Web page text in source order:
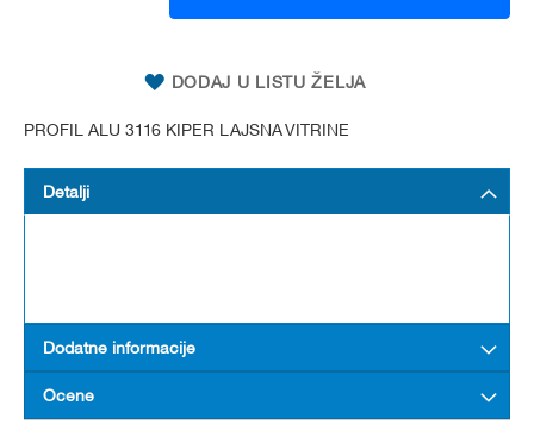
DODAJ U LISTU ŽELJA
PROFIL ALU 3116 KIPER LAJSNA VITRINE
Detalji
Dodatne informacije
Ocene